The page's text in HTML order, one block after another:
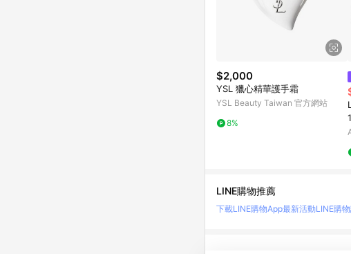
$2,000
YSL 獵心精華護手霜
YSL Beauty Taiwan 官方網站
8%
LINE購物推薦
下載LINE購物App最新活動LINE購